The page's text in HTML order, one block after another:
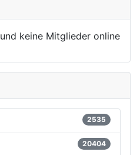
keine Mitglieder online
2535
20404